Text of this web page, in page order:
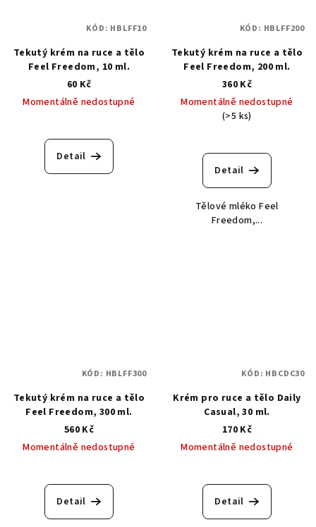
Tekutý krém na ruce a tělo
Feel Freedom, 10 ml.
60 Kč
Momentálně nedostupné
Detail
KÓD: HBLFF10
Tekutý krém na ruce a tělo
Feel Freedom, 200 ml.
360 Kč
Momentálně nedostupné
(>5 ks)
Detail
Tělové mléko Feel
Freedom,...
KÓD: HBLFF200
Tekutý krém na ruce a tělo
Feel Freedom, 300 ml.
560 Kč
Momentálně nedostupné
Detail
KÓD: HBLFF300
Krém pro ruce a tělo Daily
Casual, 30 ml.
170 Kč
Momentálně nedostupné
Detail
KÓD: HBCDC30